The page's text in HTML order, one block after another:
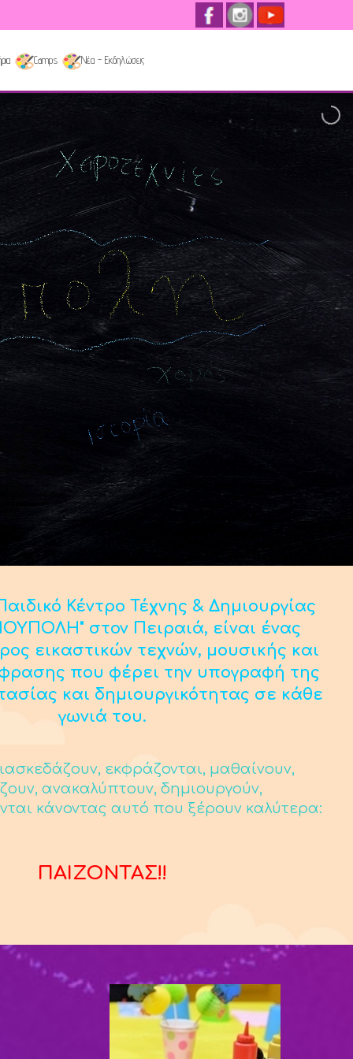
Camps Νέα - Εκδηλώσεις
Κέντρο Τέχνης & Δημιουργίας
στον Πειραιά, είναι ένας
εικαστικών τεχνών, μουσικής και
που φέρει την υπογραφή της
και δημιουργικότητας σε κάθε
γωνιά του.
εκφράζονται, μαθαίνουν,
ανακαλύπτουν, δημιουργούν,
κάνοντας αυτό που ξέρουν καλύτερα:
ΠΑΙΖΟΝΤΑΣ!!